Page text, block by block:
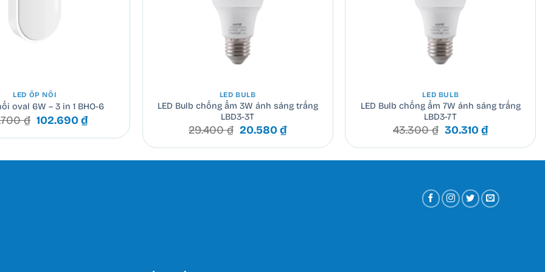
LED ỐP NỔI
oval 6W – 3 in 1 BHO-6
₫ Giá
là:
102.690₫Giá
tại
102.690 ₫.
LED BULB
LED Bulb chống ẩm 3W ánh sáng trắng
LBD3-3T
29.400₫ Giá
là:
29.400 ₫.
20.580₫Giá
tại
là:
LED BULB
LED Bulb chống ẩm 7W ánh sáng trắng
LBD3-7T
43.300₫ Giá
là:
43.300 ₫.
30.310₫Giá
tại
là: